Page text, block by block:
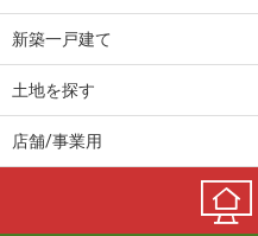
新築一戸建て
土地を探す
店舗/事業用